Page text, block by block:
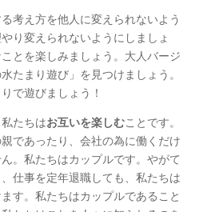
考え方を他人に変えられないよう
り変えられないようにしましょ
とを楽しみましょう。大人バージ
たまり遊び」を見つけましょう。
で遊びましょう！
たちはお互いを楽しむことです。
であったり、会社の為に働くだけ
。私たちはカップルです。やがて
仕事を定年退職しても、私たちは
す。私たちはカップルであること